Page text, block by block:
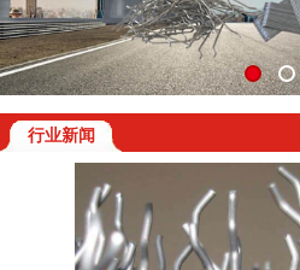
行业新闻